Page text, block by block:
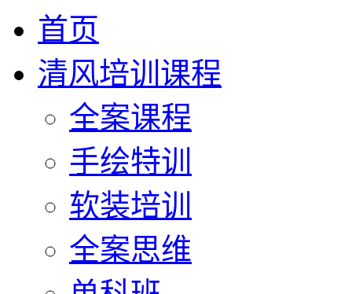
首页
清风培训课程
全案课程
手绘特训
软装培训
全案思维